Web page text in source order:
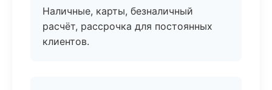
Наличные, карты, безналичный
расчёт, рассрочка для постоянных
клиентов.